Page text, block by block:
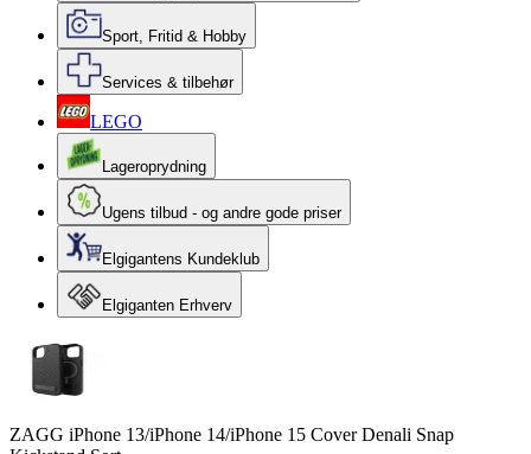
Sport, Fritid & Hobby
Services & tilbehør
LEGO
Lageroprydning
Ugens tilbud - og andre gode priser
Elgigantens Kundeklub
Elgiganten Erhverv
ZAGG iPhone 13/iPhone 14/iPhone 15 Cover Denali Snap